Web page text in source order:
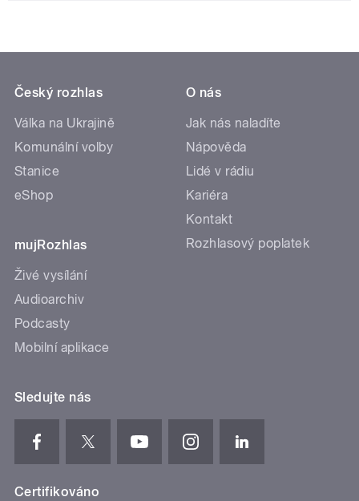
Český rozhlas
Válka na Ukrajině
Komunální volby
Stanice
eShop
mujRozhlas
Živé vysílání
Audioarchiv
Podcasty
Mobilní aplikace
O nás
Jak nás naladíte
Nápověda
Lidé v rádiu
Kariéra
Kontakt
Rozhlasový poplatek
Sledujte nás
Certifikováno